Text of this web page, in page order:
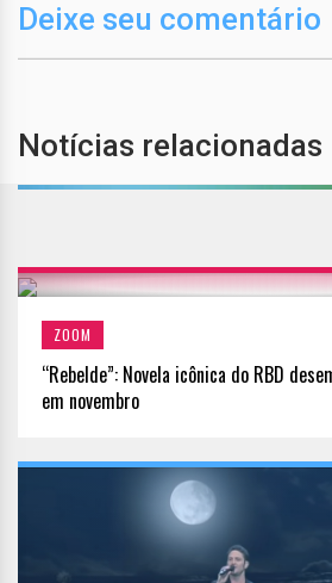
Deixe seu comentário
Notícias relacionadas
ZOOM
“Rebelde”: Novela icônica do RBD
em novembro